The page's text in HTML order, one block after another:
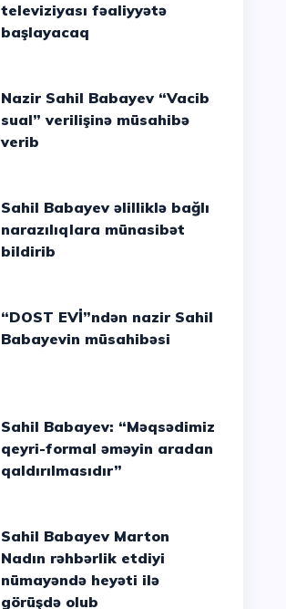
televiziyası fəaliyyətə
başlayacaq
Nazir Sahil Babayev “Vacib
sual” verilişinə müsahibə
verib
Sahil Babayev əlilliklə bağlı
narazılıqlara münasibət
bildirib
“DOST EVİ”ndən nazir Sahil
Babayevin müsahibəsi
Sahil Babayev: “Məqsədimiz
qeyri-formal əməyin aradan
qaldırılmasıdır”
Sahil Babayev Marton
Nadın rəhbərlik etdiyi
nümayəndə heyəti ilə
görüşdə olub